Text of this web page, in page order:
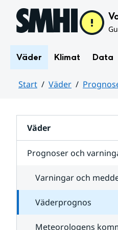
Hoppa till sidans innehåll
Väder Klimat Data
Start Väder
Väder
Prognoser och
Varningar och
Väderprognos
Meteorologens